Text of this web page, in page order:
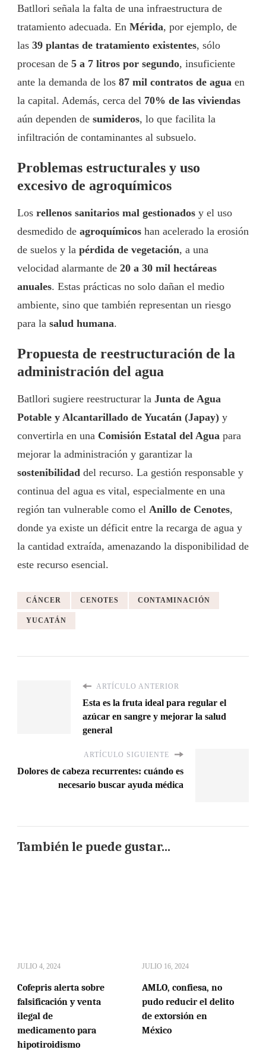
Batllori señala la falta de una infraestructura de
tratamiento adecuada. En Mérida, por ejemplo, de
las 39 plantas de tratamiento existentes, sólo
procesan de 5 a 7 litros por segundo, insuficiente
ante la demanda de los 87 mil contratos de agua en
la capital. Además, cerca del 70% de las viviendas
aún dependen de sumideros, lo que facilita la
infiltración de contaminantes al subsuelo.
Problemas estructurales y uso
excesivo de agroquímicos
Los rellenos sanitarios mal gestionados y el uso
desmedido de agroquímicos han acelerado la erosión
de suelos y la pérdida de vegetación, a una
velocidad alarmante de 20 a 30 mil hectáreas
anuales. Estas prácticas no solo dañan el medio
ambiente, sino que también representan un riesgo
para la salud humana.
Propuesta de reestructuración de la
administración del agua
Batllori sugiere reestructurar la Junta de Agua
Potable y Alcantarillado de Yucatán (Japay) y
convertirla en una Comisión Estatal del Agua para
mejorar la administración y garantizar la
sostenibilidad del recurso. La gestión responsable y
continua del agua es vital, especialmente en una
región tan vulnerable como el Anillo de Cenotes,
donde ya existe un déficit entre la recarga de agua y
la cantidad extraída, amenazando la disponibilidad de
este recurso esencial.
CÁNCER CENOTES CONTAMINACIÓN
YUCATÁN
ARTÍCULO ANTERIOR
Esta es la fruta ideal para regular el
azúcar en sangre y mejorar la salud
general
ARTÍCULO SIGUIENTE
Dolores de cabeza recurrentes: cuándo es
necesario buscar ayuda médica
También le puede gustar...
JULIO 4, 2024
Cofepris alerta sobre
falsificación y venta
ilegal de
medicamento para
hipotiroidismo
JULIO 16, 2024
AMLO, confiesa, no
pudo reducir el delito
de extorsión en
México